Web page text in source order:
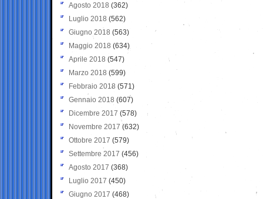
Agosto 2018 (362)
Luglio 2018 (562)
Giugno 2018 (563)
Maggio 2018 (634)
Aprile 2018 (547)
Marzo 2018 (599)
Febbraio 2018 (571)
Gennaio 2018 (607)
Dicembre 2017 (578)
Novembre 2017 (632)
Ottobre 2017 (579)
Settembre 2017 (456)
Agosto 2017 (368)
Luglio 2017 (450)
Giugno 2017 (468)